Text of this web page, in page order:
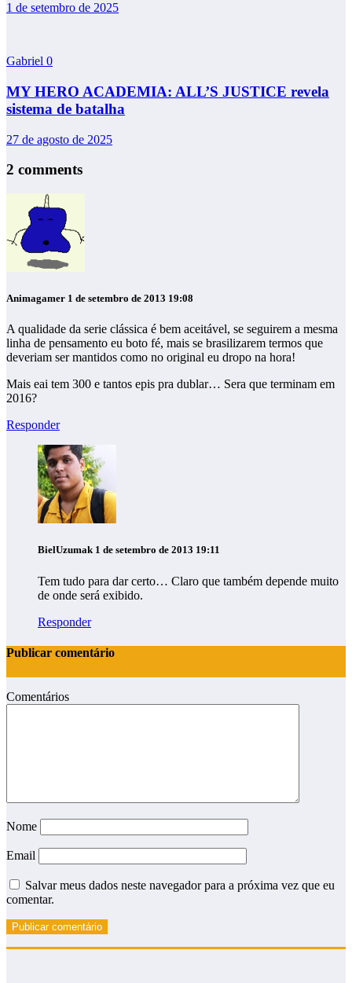
1 de setembro de 2025
Gabriel 0
MY HERO ACADEMIA: ALL’S JUSTICE revela
sistema de batalha
27 de agosto de 2025
2 comments
Animagamer 1 de setembro de 2013 19:08
A qualidade da serie clássica é bem aceitável, se seguirem a mesma
linha de pensamento eu boto fé, mais se brasilizarem termos que
deveriam ser mantidos como no original eu dropo na hora!
Mais eai tem 300 e tantos epis pra dublar… Sera que terminam em
2016?
Responder
BielUzumak 1 de setembro de 2013 19:11
Tem tudo para dar certo… Claro que também depende muito
de onde será exibido.
Responder
Publicar comentário
Comentários
Nome
Email
Salvar meus dados neste navegador para a próxima vez que eu
comentar.